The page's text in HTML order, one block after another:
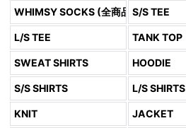
WHIMSY SOCKS (全商品)S/S TEE
L/S TEE TANK TOP
SWEAT SHIRTS HOODIE
S/S SHIRTS L/S SHIRTS
KNIT JACKET